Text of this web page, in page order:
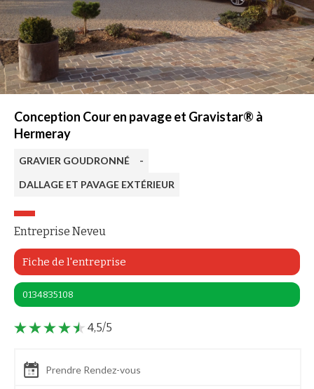
Conception Cour en pavage et Gravistar® à
Hermeray
GRAVIER GOUDRONNÉ
-
DALLAGE ET PAVAGE EXTÉRIEUR
Entreprise Neveu
Fiche de l'entreprise
0134835108
4,5/5
Prendre Rendez-vous